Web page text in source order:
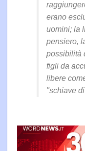
erano
uomini; la
pensiero,
possibilità
figli da
libere
"schiave